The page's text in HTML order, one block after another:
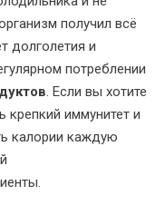
получил всё
долголетия и
потреблении
. Если вы хотите
крепкий иммунитет и
калории каждую
.